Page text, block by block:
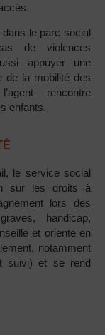
le parc social
de violences
appuyer une
de la mobilité des
rencontre
enfants.
le service social
sur les droits à
lors des
handicap,
et oriente en
notamment
suivi) et se rend